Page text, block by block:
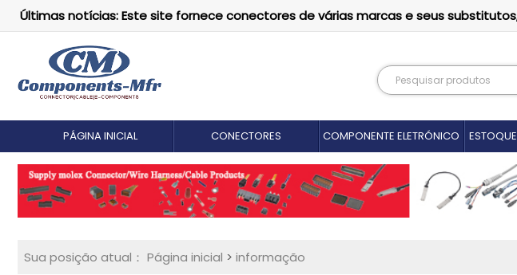
Últimas notícias: Este site fornece conectores de várias marcas e seus
PÁGINA INICIAL CONECTORES COMPONENTE ELETRÓNICO
Sua posição atual： Página inicial > informação